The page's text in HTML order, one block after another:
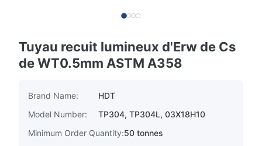
Tuyau recuit lumineux d'Erw de Cs
de WT0.5mm ASTM A358
Brand Name:
HDT
Model Number:
TP304, TP304L, 03X18H10
Minimum Order Quantity:50 tonnes